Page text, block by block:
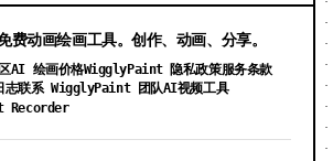
动画绘画工具。创作、动画、分享。
AI 绘画价格WigglyPaint 隐私政策服务条款
志联系 WigglyPaint 团队AI视频工具
Recorder